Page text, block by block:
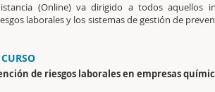
(Online) va dirigido a todos aquellos
laborales y los sistemas de gestión de
de riesgos laborales en empresas